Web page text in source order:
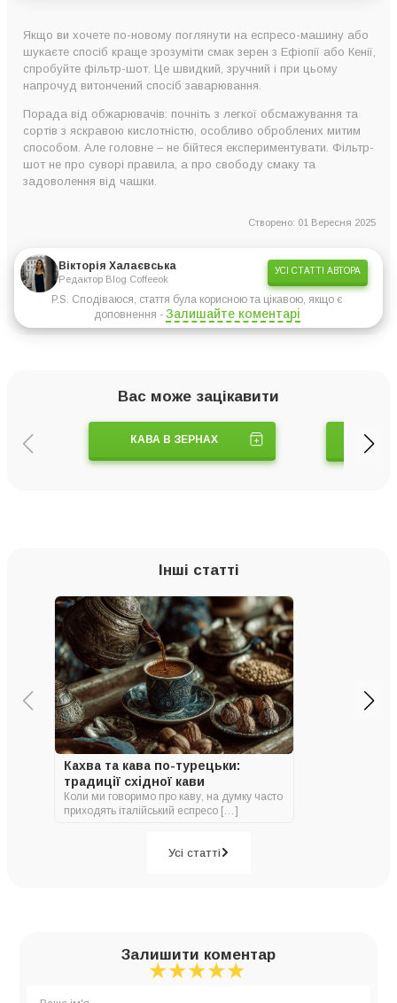
Якщо ви хочете по-новому поглянути на еспресо-машину або
шукаєте спосіб краще зрозуміти смак зерен з Ефіопії або Кенії,
спробуйте фільтр-шот. Це швидкий, зручний і при цьому
напрочуд витончений спосіб заварювання.
Порада від обжарювачів: почніть з легкої обсмажування та
сортів з яскравою кислотністю, особливо оброблених митим
способом. Але головне – не бійтеся експериментувати. Фільтр-
шот не про суворі правила, а про свободу смаку та
задоволення від чашки.
Створено: 01 Вересня 2025
Вікторія Халаєвська
Редактор Blog Coffeeok
УСІ СТАТТІ АВТОРА
P.S. Сподіваюся, стаття була корисною та цікавою, якщо є
доповнення - Залишайте коментарі
Вас може зацікавити
КАВА В ЗЕРНАХ
Інші статті
Кахва та кава по-турецьки:
традиції східної кави
Коли ми говоримо про каву, на думку часто
приходять італійський еспресо […]
Усі статті
Залишити коментар
★
★★
★★★
★★★★
★★★★★